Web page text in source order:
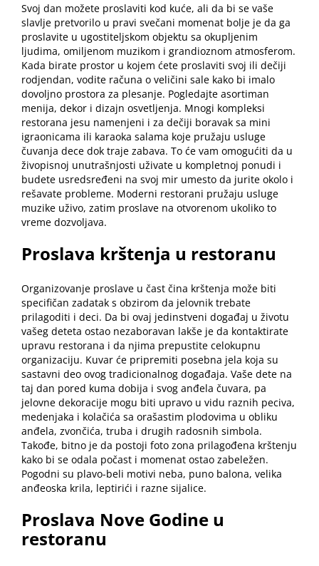
Svoj dan možete proslaviti kod kuće, ali da bi se vaše
slavlje pretvorilo u pravi svečani momenat bolje je da ga
proslavite u ugostiteljskom objektu sa okupljenim
ljudima, omiljenom muzikom i grandioznom atmosferom.
Kada birate prostor u kojem ćete proslaviti svoj ili dečiji
rodjendan, vodite računa o veličini sale kako bi imalo
dovoljno prostora za plesanje. Pogledajte asortiman
menija, dekor i dizajn osvetljenja. Mnogi kompleksi
restorana jesu namenjeni i za dečiji boravak sa mini
igraonicama ili karaoka salama koje pružaju usluge
čuvanja dece dok traje zabava. To će vam omogućiti da u
živopisnoj unutrašnjosti uživate u kompletnoj ponudi i
budete usredsređeni na svoj mir umesto da jurite okolo i
rešavate probleme. Moderni restorani pružaju usluge
muzike uživo, zatim proslave na otvorenom ukoliko to
vreme dozvoljava.
Proslava krštenja u restoranu
Organizovanje proslave u čast čina krštenja može biti
specifičan zadatak s obzirom da jelovnik trebate
prilagoditi i deci. Da bi ovaj jedinstveni događaj u životu
vašeg deteta ostao nezaboravan lakše je da kontaktirate
upravu restorana i da njima prepustite celokupnu
organizaciju. Kuvar će pripremiti posebna jela koja su
sastavni deo ovog tradicionalnog događaja. Vaše dete na
taj dan pored kuma dobija i svog anđela čuvara, pa
jelovne dekoracije mogu biti upravo u vidu raznih peciva,
medenjaka i kolačića sa orašastim plodovima u obliku
anđela, zvončića, truba i drugih radosnih simbola.
Takođe, bitno je da postoji foto zona prilagođena krštenju
kako bi se odala počast i momenat ostao zabeležen.
Pogodni su plavo-beli motivi neba, puno balona, velika
anđeoska krila, leptirići i razne sijalice.
Proslava Nove Godine u
restoranu